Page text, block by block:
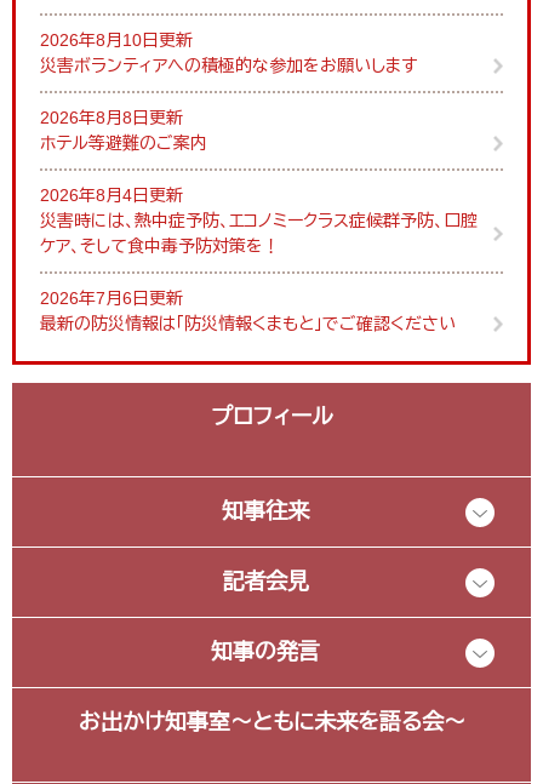
2026年8月10日更新
災害ボランティアへの積極的な参加をお願いします
2026年8月8日更新
ホテル等避難のご案内
2026年8月4日更新
災害時には、熱中症予防、エコノミークラス症候群予防、口腔
ケア、そして食中毒予防対策を！
2026年7月6日更新
最新の防災情報は「防災情報くまもと」でご確認ください
プロフィール
知事往来
記者会見
知事の発言
お出かけ知事室～ともに未来を語る会～